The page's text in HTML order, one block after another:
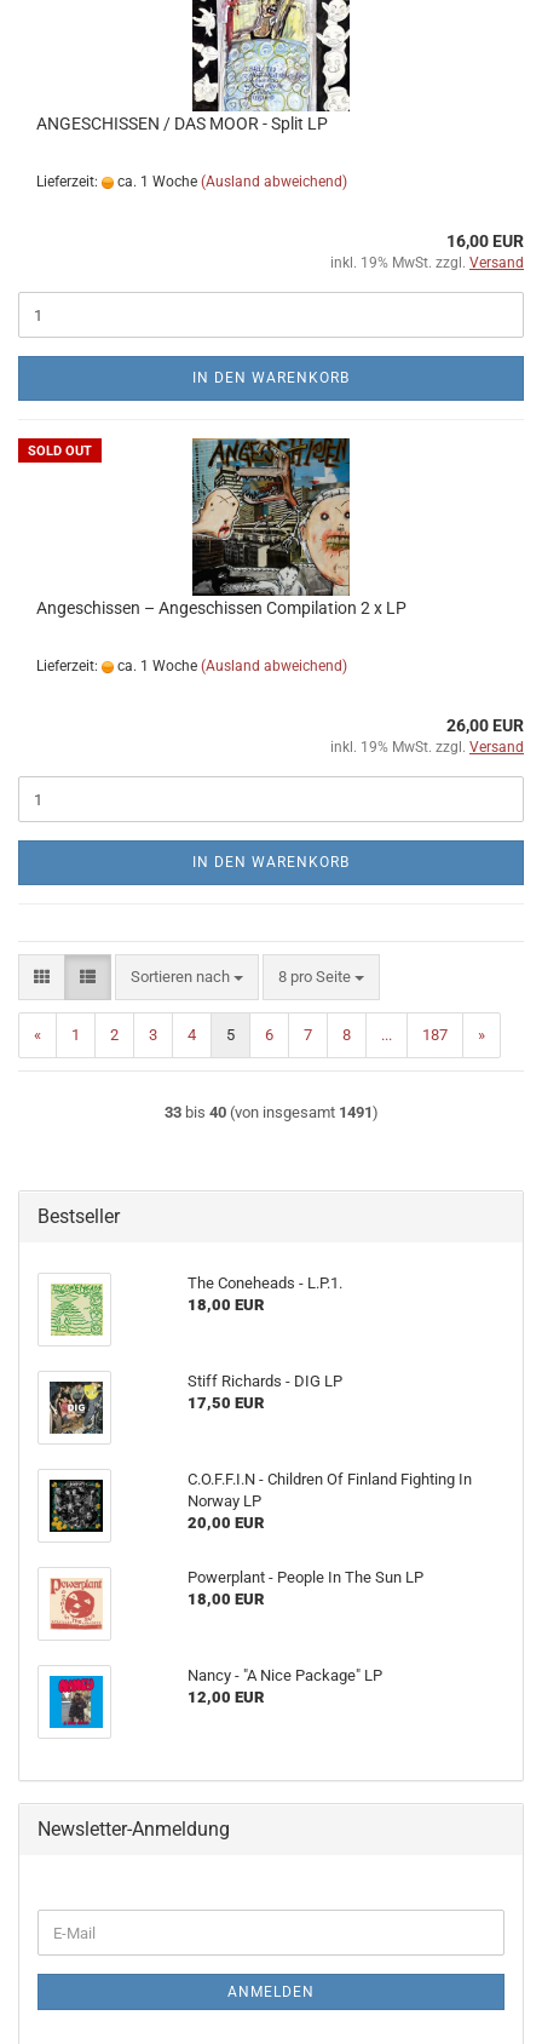
ANGESCHISSEN / DAS MOOR - Split LP
Lieferzeit: ca. 1 Woche (Ausland abweichend)
16,00 EUR
inkl. 19% MwSt. zzgl. Versand
IN DEN WARENKORB
SOLD OUT
Angeschissen ‎– Angeschissen Compilation 2 x LP
Lieferzeit: ca. 1 Woche (Ausland abweichend)
26,00 EUR
inkl. 19% MwSt. zzgl. Versand
IN DEN WARENKORB
Sortieren nach
Sortieren nach 8 pro Seite
pro Seite
« 1 2 3 4 5 6 7 8 ... 187 »
33bis 40(von insgesamt 1491)
Bestseller
The Coneheads - L​.​P​.​1.
18,00 EUR
Stiff Richards - DIG LP
17,50 EUR
C.O.F.F.I.N - Children Of Finland Fighting In
Norway LP
20,00 EUR
Powerplant - People In The Sun LP
18,00 EUR
Nancy - "A Nice Package" LP
12,00 EUR
Newsletter-Anmeldung
ZUR
E-
Mail
ANMELDEN